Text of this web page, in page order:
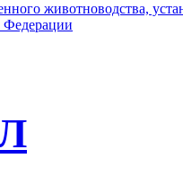
животноводства,
Федерации